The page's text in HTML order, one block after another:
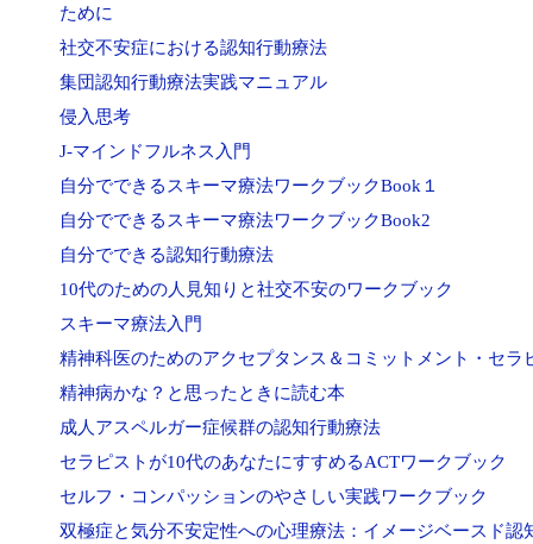
ために
社交不安症における認知行動療法
集団認知行動療法実践マニュアル
侵入思考
J-マインドフルネス入門
自分でできるスキーマ療法ワークブックBook１
自分でできるスキーマ療法ワークブックBook2
自分でできる認知行動療法
10代のための人見知りと社交不安のワークブック
スキーマ療法入門
精神科医のためのアクセプタンス＆コミットメント・セラ
精神病かな？と思ったときに読む本
成人アスペルガー症候群の認知行動療法
セラピストが10代のあなたにすすめるACTワークブック
セルフ・コンパッションのやさしい実践ワークブック
双極症と気分不安定性への心理療法：イメージベースド認